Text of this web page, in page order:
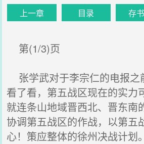
上一章 目录 存
第(1/3)页
张学武对于李宗仁的电报之
看了看，第五战区现在的实力
就连条山地域晋西北、晋东南
协调第五战区的作战，以第五
心！策应整体的徐州决战计划。